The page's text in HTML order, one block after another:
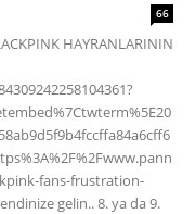
66
HAYRANLARININ
fans-frustration-
gelin.. 8. ya da 9.